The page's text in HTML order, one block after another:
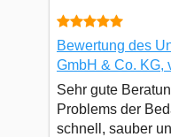
Bewertung des
GmbH & Co. KG,
Sehr gute
Problems der
schnell, sauber